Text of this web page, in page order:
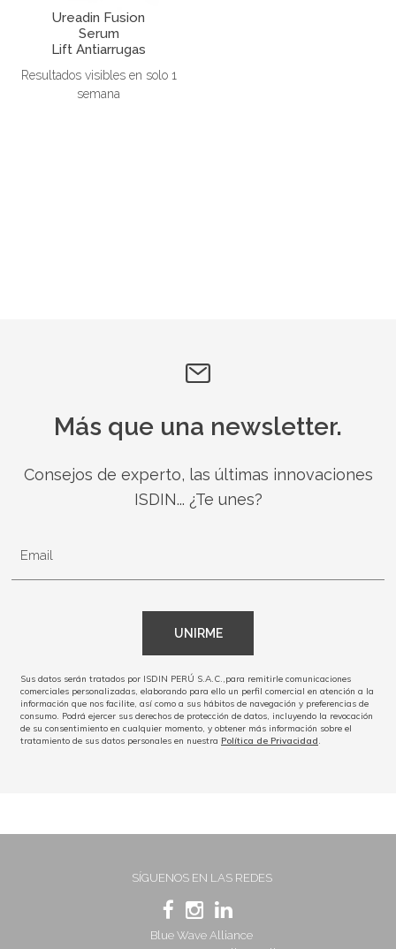
Ureadin Fusion
Serum
Lift Antiarrugas
Resultados visibles en solo 1
semana
Más que una newsletter.
Consejos de experto, las últimas innovaciones
ISDIN... ¿Te unes?
Email
UNIRME
Sus datos serán tratados por ISDIN PERÚ S.A.C.,para remitirle comunicaciones
comerciales personalizadas, elaborando para ello un perfil comercial en atención a la
información que nos facilite, así como a sus hábitos de navegación y preferencias de
consumo. Podrá ejercer sus derechos de protección de datos, incluyendo la revocación
de su consentimiento en cualquier momento, y obtener más información sobre el
tratamiento de sus datos personales en nuestra Política de Privacidad
SÍGUENOS EN LAS REDES
Blue Wave Alliance